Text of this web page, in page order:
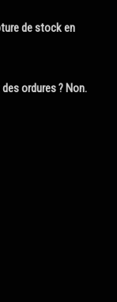
de stock en
ordures ? Non.